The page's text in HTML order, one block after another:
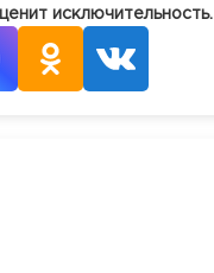
ценит исключительность.